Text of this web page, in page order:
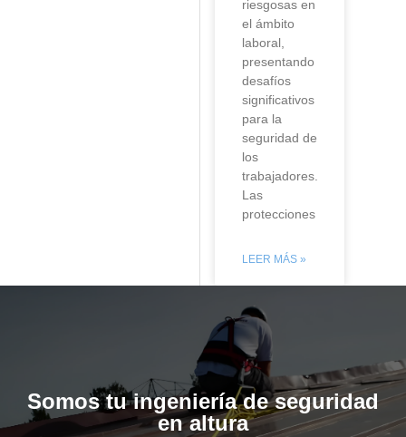
riesgosas en
el ámbito
laboral,
presentando
desafíos
significativos
para la
seguridad de
los
trabajadores.
Las
protecciones
LEER MÁS »
Somos tu ingeniería de seguridad
en altura